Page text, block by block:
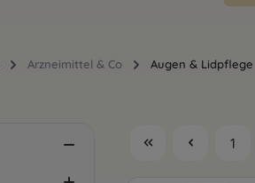
Arzneimittel & Co Augen & Lidpflege
Seite
1